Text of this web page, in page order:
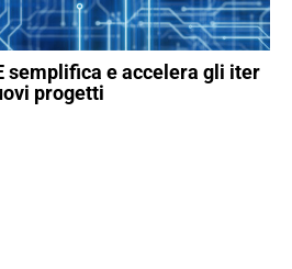
semplifica e accelera gli iter
progetti